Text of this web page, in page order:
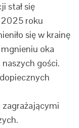
stał się
roku
się w krainę
oka
gości.